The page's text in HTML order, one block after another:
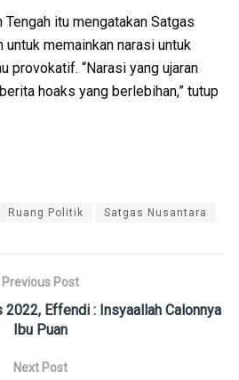
Tengah itu mengatakan Satgas
untuk memainkan narasi untuk
provokatif. “Narasi yang ujaran
hoaks yang berlebihan,” tutup
Ruang Politik Satgas Nusantara
Previous Post
Effendi : Insyaallah Calonnya
Ibu Puan
Next Post